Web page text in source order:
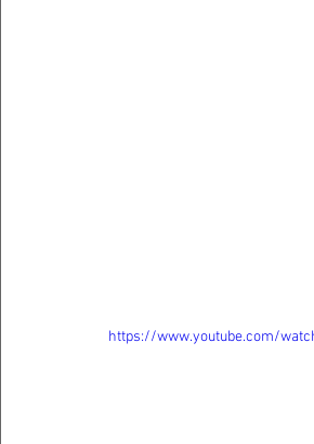
https://www.youtube.com/